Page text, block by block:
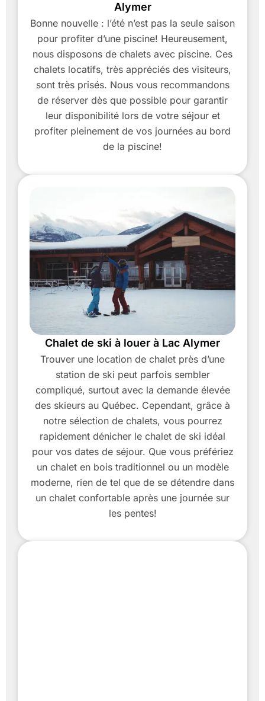
Alymer
Bonne nouvelle : l’été n’est pas la seule saison
pour profiter d’une piscine! Heureusement,
nous disposons de chalets avec piscine. Ces
chalets locatifs, très appréciés des visiteurs,
sont très prisés. Nous vous recommandons
de réserver dès que possible pour garantir
leur disponibilité lors de votre séjour et
profiter pleinement de vos journées au bord
de la piscine!
Chalet de ski à louer à Lac Alymer
Trouver une location de chalet près d’une
station de ski peut parfois sembler
compliqué, surtout avec la demande élevée
des skieurs au Québec. Cependant, grâce à
notre sélection de chalets, vous pourrez
rapidement dénicher le chalet de ski idéal
pour vos dates de séjour. Que vous préfériez
un chalet en bois traditionnel ou un modèle
moderne, rien de tel que de se détendre dans
un chalet confortable après une journée sur
les pentes!